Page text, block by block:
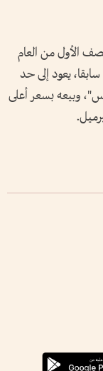
الأول من العام
سابقا، يعود إلى حد
وبيعه بسعر أعلى